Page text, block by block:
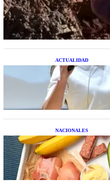
extraterrestre
ACTUALIDAD
La startup
resolver el
NACIONALES
Nutrición
temporada que